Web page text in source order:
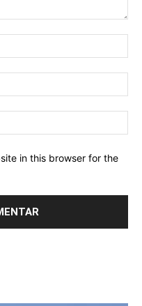
in this browser for the